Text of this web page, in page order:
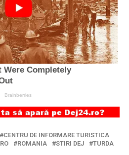
CENTRU DE INFORMARE TURISTICA
ROMANIA STIRI DEJ TURDA